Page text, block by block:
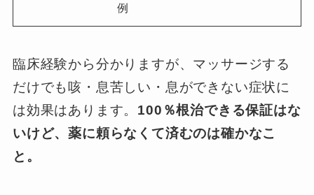
例
臨床経験から分かりますが、マッサージする
だけでも咳・息苦しい・息ができない症状に
は効果はあります。 100％根治できる保証はな
いけど、薬に頼らなくて済むのは確かなこ
と。